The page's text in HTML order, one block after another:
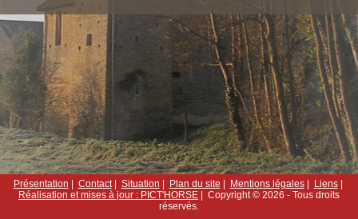
Présentation Contact| Situation Plan du site Mentions légales| Liens|
Réalisation et mises à jour : PICT'HORSE | Copyright © 2026 - Tous droits
réservés.